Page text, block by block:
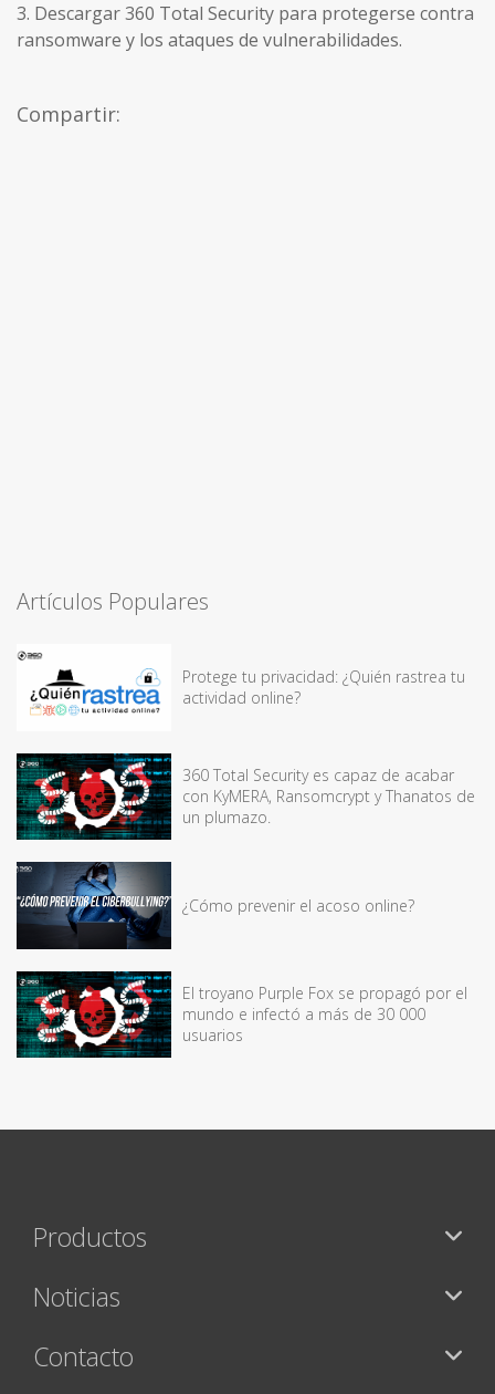
3. Descargar 360 ​​Total Security para protegerse contra
ransomware y los ataques de vulnerabilidades.
Compartir:
Artículos Populares
Protege tu privacidad: ¿Quién rastrea tu
actividad online?
360 Total Security es capaz de acabar
con KyMERA, Ransomcrypt y Thanatos de
un plumazo.
¿Cómo prevenir el acoso online?
El troyano Purple Fox se propagó por el
mundo e infectó a más de 30 000
usuarios
Productos
Noticias
Contacto